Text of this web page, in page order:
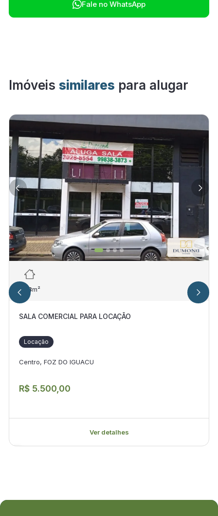
Fale no WhatsApp
Imóveis similares para alugar
423m²
SALA COMERCIAL PARA LOCAÇÃO
Locação
Centro, FOZ DO IGUACU
R$ 5.500,00
Ver detalhes